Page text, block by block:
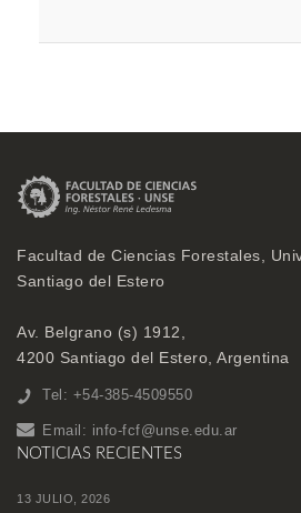
Facultad de Ciencias Forestales,
Santiago del Estero
Av. Belgrano (s) 1912,
4200 Santiago del Estero, Argentina
Tel: +54-385-4509550
Email: info-fcf@unse.edu.ar
NOTICIAS RECIENTES
13 JULIO, 2026